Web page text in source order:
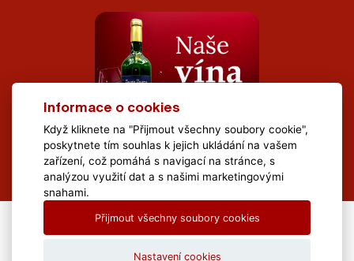
All Rights Reserved Muzeum Brněnska © 2020, Webdesign by
Informace o cookies
Když kliknete na "Přijmout všechny soubory cookie",
poskytnete tím souhlas k jejich ukládání na vašem
zařízení, což pomáhá s navigací na stránce, s
analýzou využití dat a s našimi marketingovými
snahami.
Přijmout všechny soubory cookies
Nastavení cookies